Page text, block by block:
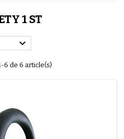
1 ST

6 de 6 article(s)